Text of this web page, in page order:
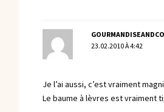
GOURMANDISEANDCO
23.02.2010 À 4:42
Je l’ai aussi, c’est vraiment
Le baume à lèvres est vraiment